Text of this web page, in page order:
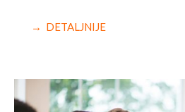
→ DETALJNIJE